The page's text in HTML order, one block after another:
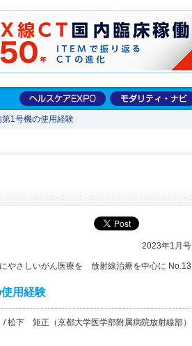
1号機の使用経験
2023年1月号
やさしいがん医療を 放射線治療を中心に No.13
用経験
松下 矩正（京都大学医学部附属病院放射線部）